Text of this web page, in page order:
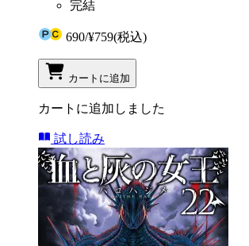
完結
690/¥759(税込)
カートに追加
カートに追加しました
試し読み